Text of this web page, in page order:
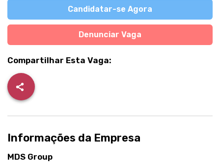
Candidatar-se Agora
Denunciar Vaga
Compartilhar Esta Vaga:
Informações da Empresa
MDS Group